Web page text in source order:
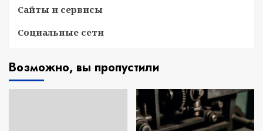
Сайты и сервисы
Социальные сети
Возможно, вы пропустили